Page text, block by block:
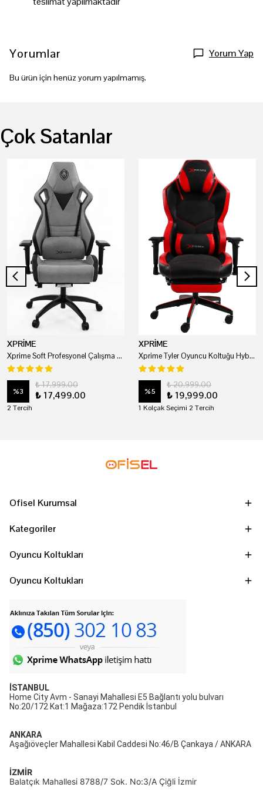
Yorumlar Yorum Yap
Bu ürün için henüz yorum yapılmamış.
Çok Satanlar
XPRİME
Xprime Soft Profesyonel Çalışma Ve Oyuncu Koltuğu
%3
₺ 17,999.00
₺ 17,499.00
2 Tercih
XPRİME
Xprime Tyler Oyuncu Koltuğu Hybrid Kumaş Kırmızı
%5
₺ 20,999.00
₺ 19,999.00
1 Kolçak Seçimi 2 Tercih
Ofisel Kurumsal
Kategoriler
Oyuncu Koltukları
Oyuncu Koltukları
İSTANBUL
Home City Avm - Sanayi Mahallesi E5 Bağlantı yolu bulvarı
No:20/172 Kat:1 Mağaza:172 Pendik İstanbul
ANKARA
Aşağıöveçler Mahallesi Kabil Caddesi No:46/B Çankaya / ANKARA
İZMİR
Balatçık Mahallesi 8788/7 Sok. No:3/A Çiğli İzmir